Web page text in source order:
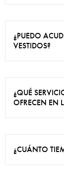
¿PUEDO
VESTIDOS?
¿QUÉ
OFRECEN EN
¿CUÁNTO